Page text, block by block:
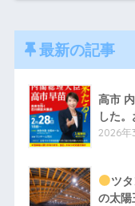
最新の記事
高市
した。
2026年
ツ
の太陽